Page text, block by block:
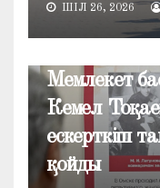
ШІЛ 26, 2026
Мемлекет
Кемел
ескерткіш
қойды